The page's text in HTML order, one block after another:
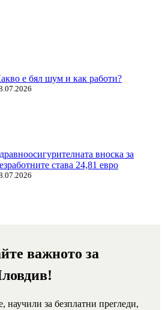
е бял шум и как работи?
вноска за
става 24,81 евро
важното за
научили за безплатни прегледи,